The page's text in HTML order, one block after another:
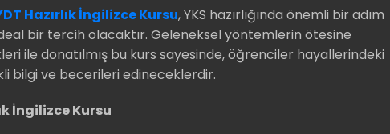
Hazırlık İngilizce Kursu, YKS hazırlığında önemli bir adım
bir tercih olacaktır. Geleneksel yöntemlerin ötesine
ile donatılmış bu kurs sayesinde, öğrenciler hayallerindeki
bilgi ve becerileri edineceklerdir.
İngilizce Kursu